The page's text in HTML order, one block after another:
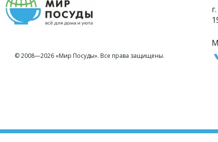
© 2008—2026 «Мир Посуды». Все права защищены.